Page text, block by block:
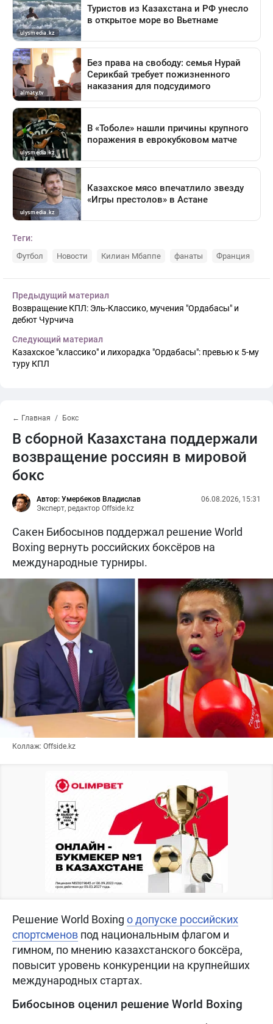
Теги:
Футбол Новости Килиан Мбаппе фанаты Франция
Предыдущий материал
Возвращение КПЛ: Эль-Классико, мучения "Ордабасы" и
дебют Чурчича
Следующий материал
Казахское "классико" и лихорадка "Ордабасы": превью к 5-му
туру КПЛ
← Главная Бокс
В сборной Казахстана поддержали
возвращение россиян в мировой
бокс
Автор: Умербеков Владислав
Эксперт, редактор Offside.kz
06.08.2026, 15:31
Сакен Бибосынов поддержал решение World
Boxing вернуть российских боксёров на
международные турниры.
Коллаж: Offside.kz
Решение World Boxing о допуске российских
спортсменов под национальным флагом и
гимном, по мнению казахстанского боксёра,
повысит уровень конкуренции на крупнейших
международных стартах.
Бибосынов оценил решение World Boxing